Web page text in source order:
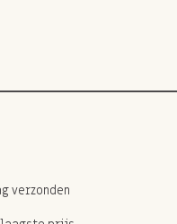
verzonden